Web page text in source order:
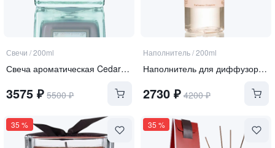
Свечи /200ml
Свеча ароматическая Cedar - Cardamon (Кедр - Кардамон)
3575 ₽ 5500₽
Наполнитель/200ml
Наполнитель для диффузора Soft Cashmere (Мягкий Кашемир)
2730₽ 4200₽
35 % 35 %